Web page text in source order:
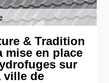
& Tradition
mise en place
sur
ville de